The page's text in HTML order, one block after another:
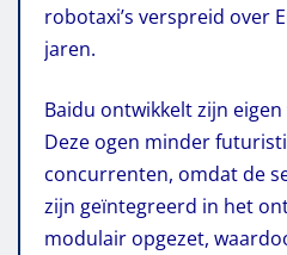
robotaxi’s verspreid over
jaren.
Baidu ontwikkelt zijn
Deze ogen minder
concurrenten, omdat de
zijn geïntegreerd in het
modulair opgezet,